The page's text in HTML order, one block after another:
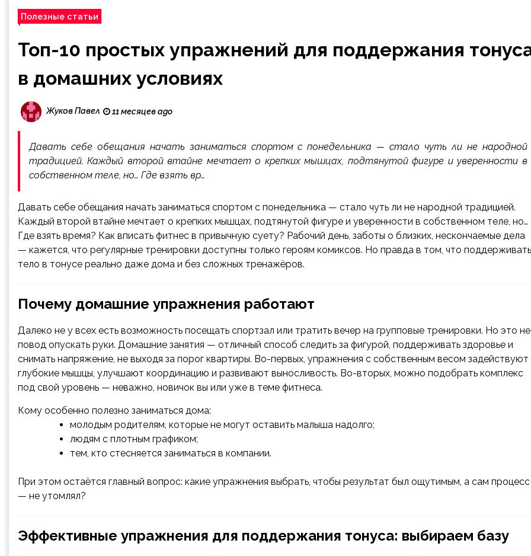
Полезные статьи
Топ-10 простых упражнений для поддержания
в домашних условиях
Жуков Павел 11 месяцев ago
Давать себе обещания начать заниматься спортом с понедельника — стало чуть ли не народной
традицией. Каждый второй втайне мечтает о крепких мышцах, подтянутой фигуре и уверенности в
собственном теле, но… Где взять вр…
Давать себе обещания начать заниматься спортом с понедельника — стало чуть ли не народной традицией.
Каждый второй втайне мечтает о крепких мышцах, подтянутой фигуре и уверенности в собственном теле, но…
Где взять время? Как вписать фитнес в привычную суету? Рабочий день, заботы о близких, нескончаемые дела
— кажется, что регулярные тренировки доступны только героям комиксов. Но правда в том, что поддерживать
тело в тонусе реально даже дома и без сложных тренажёров.
Почему домашние упражнения работают
Далеко не у всех есть возможность посещать спортзал или тратить вечер на групповые тренировки. Но это не
повод опускать руки. Домашние занятия — отличный способ следить за фигурой, поддерживать здоровье и
снимать напряжение, не выходя за порог квартиры. Во-первых, упражнения с собственным весом задействуют
глубокие мышцы, улучшают координацию и развивают выносливость. Во-вторых, можно подобрать комплекс
под свой уровень — неважно, новичок вы или уже в теме фитнеса.
Кому особенно полезно заниматься дома:
молодым родителям, которые не могут оставить малыша надолго;
людям с плотным графиком;
тем, кто стесняется заниматься в компании.
При этом остаётся главный вопрос: какие упражнения выбрать, чтобы результат был ощутимым, а сам процесс
— не утомлял?
Эффективные упражнения для поддержания тонуса: выбираем базу